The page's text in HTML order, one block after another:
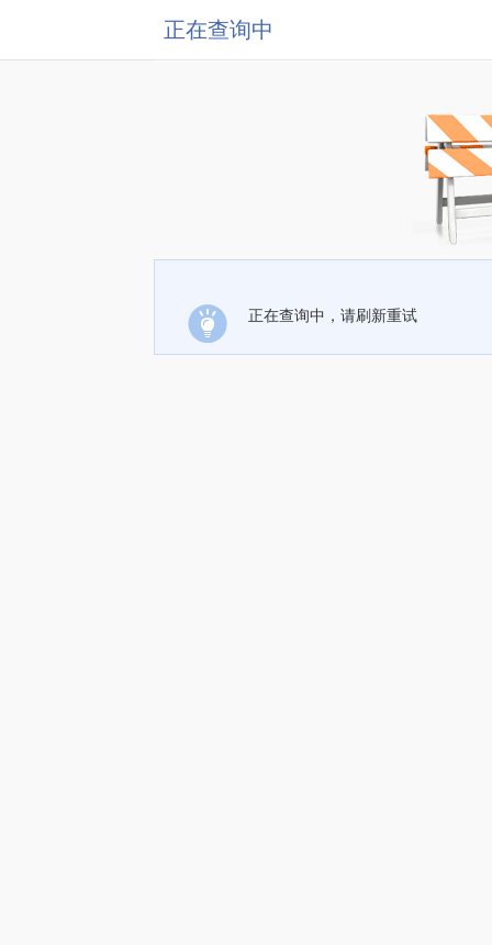
正在查询中
正在查询中，请刷新重试